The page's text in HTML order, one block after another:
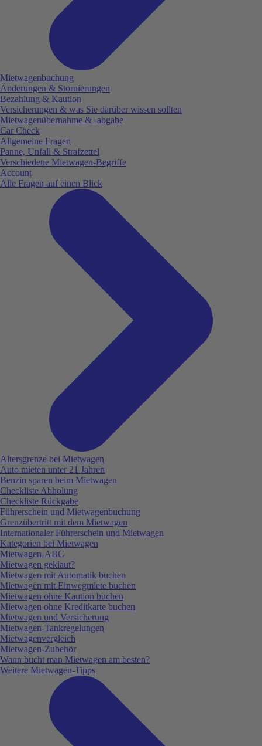
Mietwagenbuchung
Änderungen & Stornierungen
Bezahlung & Kaution
Versicherungen & was Sie darüber wissen sollten
Mietwagenübernahme & -abgabe
Car Check
Allgemeine Fragen
Panne, Unfall & Strafzettel
Verschiedene Mietwagen-Begriffe
Account
Alle Fragen auf einen Blick
Altersgrenze bei Mietwagen
Auto mieten unter 21 Jahren
Benzin sparen beim Mietwagen
Checkliste Abholung
Checkliste Rückgabe
Führerschein und Mietwagenbuchung
Grenzübertritt mit dem Mietwagen
Internationaler Führerschein und Mietwagen
Kategorien bei Mietwagen
Mietwagen-ABC
Mietwagen geklaut?
Mietwagen mit Automatik buchen
Mietwagen mit Einwegmiete buchen
Mietwagen ohne Kaution buchen
Mietwagen ohne Kreditkarte buchen
Mietwagen und Versicherung
Mietwagen-Tankregelungen
Mietwagenvergleich
Mietwagen-Zubehör
Wann bucht man Mietwagen am besten?
Weitere Mietwagen-Tipps